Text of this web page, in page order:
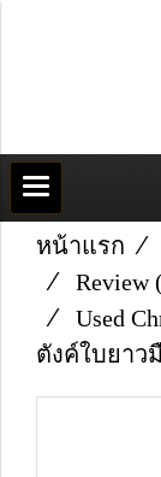
หน้าแรก
Review
Used
ตังค์ใบยาว